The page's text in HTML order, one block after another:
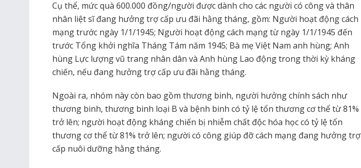
Cụ thể, mức quà 600.000 đồng/người được dành cho các người có công và thân
nhân liệt sĩ đang hưởng trợ cấp ưu đãi hằng tháng, gồm: Người hoạt động cách
mạng trước ngày 1/1/1945; Người hoạt động cách mạng từ ngày 1/1/1945 đến
trước Tổng khởi nghĩa Tháng Tám năm 1945; Bà mẹ Việt Nam anh hùng; Anh
hùng Lực lượng vũ trang nhân dân và Anh hùng Lao động trong thời kỳ kháng
chiến, nếu đang hưởng trợ cấp ưu đãi hằng tháng.
Ngoài ra, nhóm này còn bao gồm thương binh, người hưởng chính sách như
thương binh, thương binh loại B và bệnh binh có tỷ lệ tổn thương cơ thể từ 81%
trở lên; người hoạt động kháng chiến bị nhiễm chất độc hóa học có tỷ lệ tổn
thương cơ thể từ 81% trở lên; người có công giúp đỡ cách mạng đang hưởng trợ
cấp nuôi dưỡng hằng tháng.